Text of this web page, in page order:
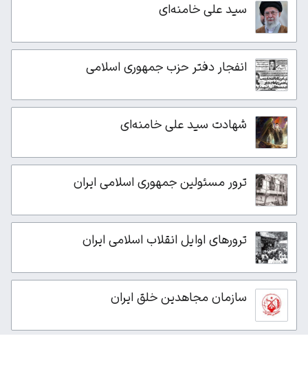
سید علی خامنه‌ای
انفجار دفتر حزب جمهوری اسلامی
شهادت سید علی خامنه‌ای
ترور مسئولین جمهوری اسلامی ایران
ترورهای اوایل انقلاب اسلامی ایران
سازمان مجاهدین خلق ایران